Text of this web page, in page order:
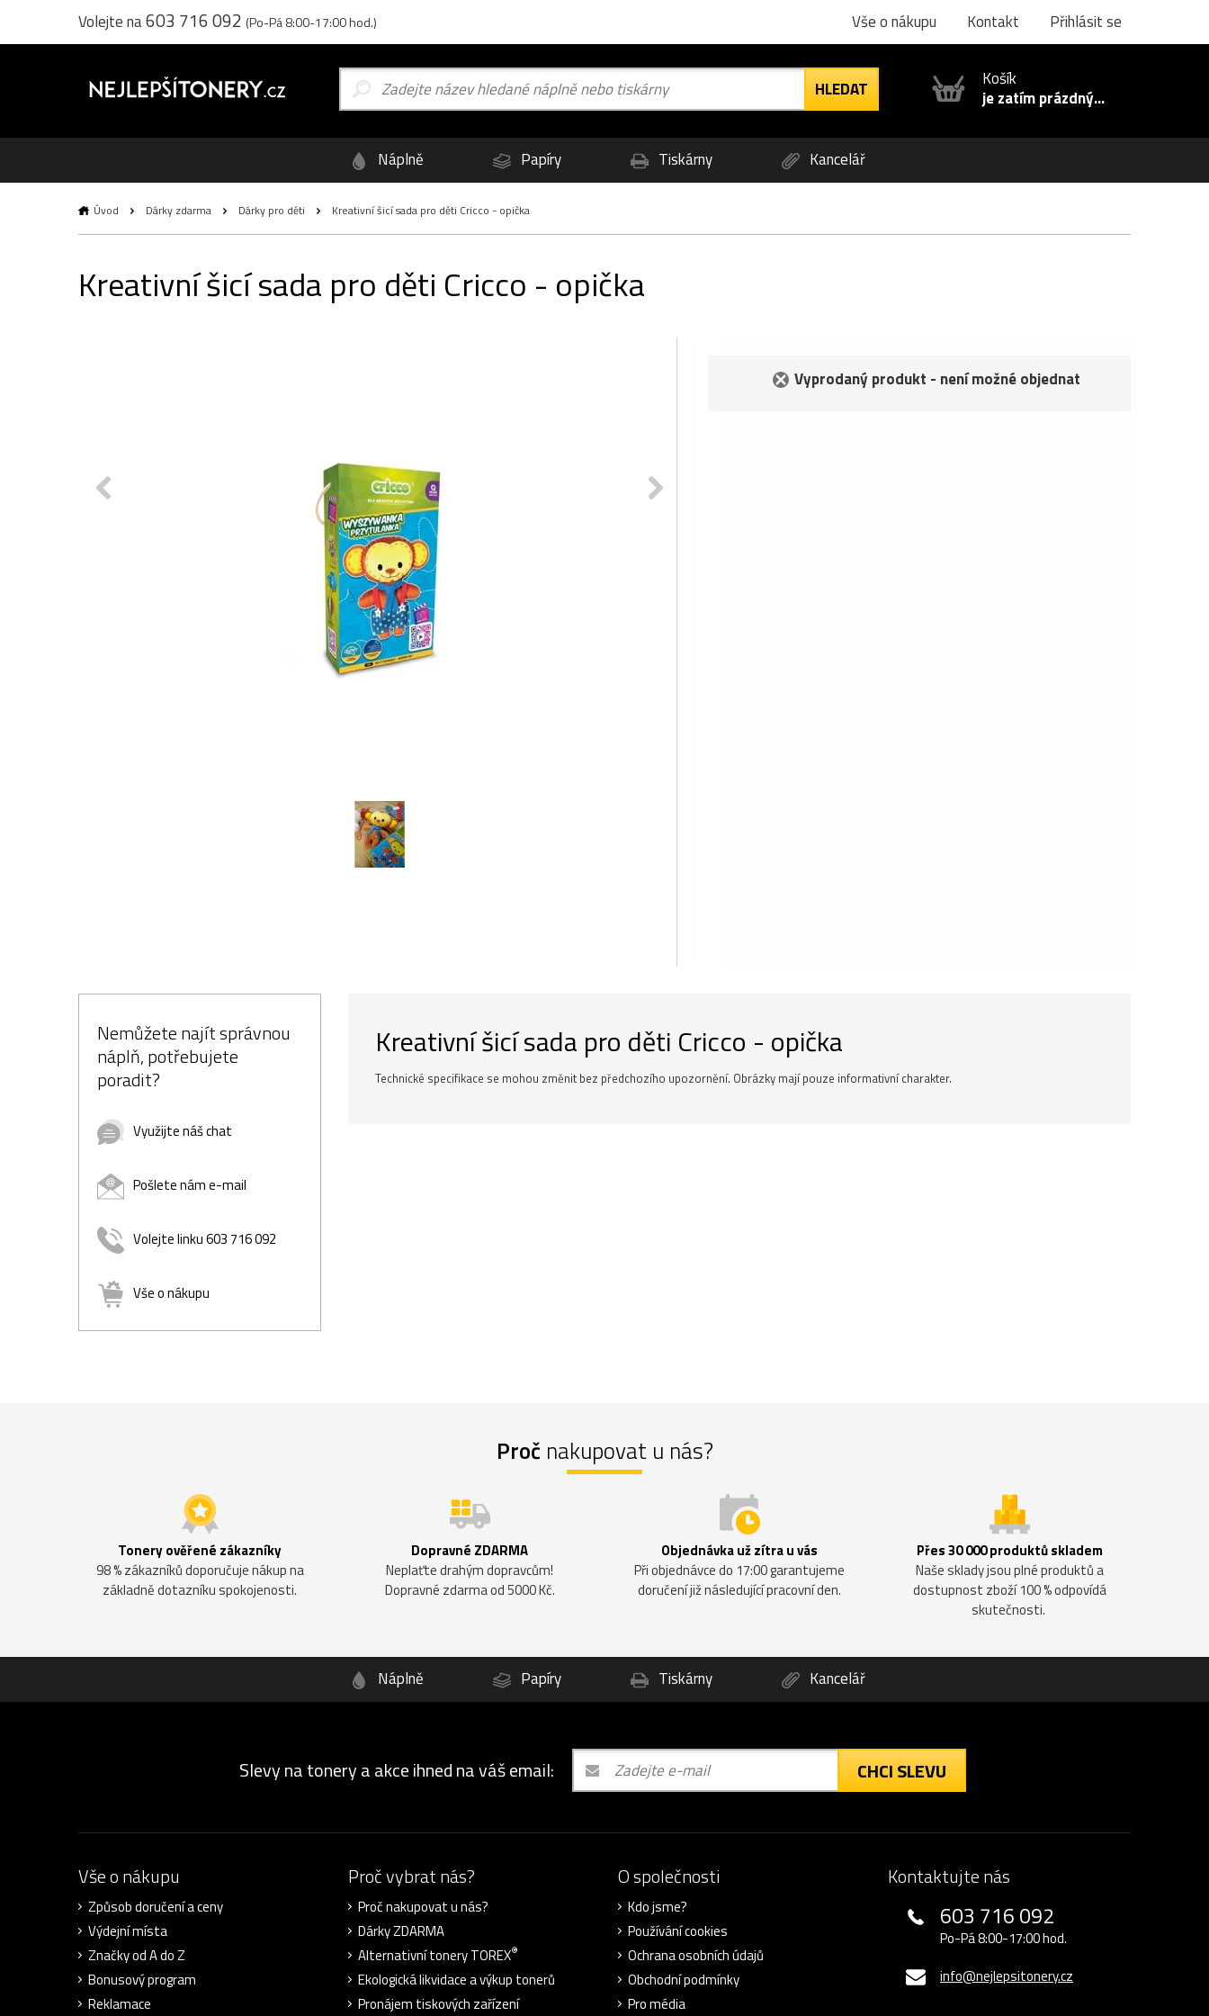
Volejte na603 716 092 (Po-Pá 8:00-17:00 hod.) Vše o nákupu Kontakt Přihlásit se
Košík
je zatím prázdný...
Náplně Papíry Tiskárny Kancelář
Úvod Dárky zdarma Dárky pro děti Kreativní šicí sada pro děti Cricco - opička
Kreativní šicí sada pro děti Cricco - opička
Vyprodaný produkt - není možné objednat
Nemůžete najít správnou
náplň, potřebujete
poradit?
Využijte náš chat
Pošlete nám e-mail
Volejte linku 603 716 092
Vše o nákupu
Kreativní šicí sada pro děti Cricco - opička
Technické specifikace se mohou změnit bez předchozího upozornění. Obrázky mají pouze informativní charakter.
Proč nakupovat u nás?
Tonery ověřené zákazníky
98 % zákazníků doporučuje nákup na
základně dotazníku spokojenosti.
Dopravné ZDARMA
Neplaťte drahým dopravcům!
Dopravné zdarma od 5000 Kč.
Objednávka už zítra u vás
Při objednávce do 17:00 garantujeme
doručení již následující pracovní den.
Přes 30 000 produktů skladem
Naše sklady jsou plné produktů a
dostupnost zboží 100 % odpovídá
skutečnosti.
Náplně Papíry Tiskárny Kancelář
Slevy na tonery a akce ihned na váš email: CHCI SLEVU
Vše o nákupu
Způsob doručení a ceny
Výdejní místa
Značky od A do Z
Bonusový program
Reklamace
Proč vybrat nás?
Proč nakupovat u nás?
Dárky ZDARMA
Alternativní tonery TOREX®
Ekologická likvidace a výkup tonerů
Pronájem tiskových zařízení
O společnosti
Kdo jsme?
Používání cookies
Ochrana osobních údajů
Obchodní podmínky
Pro média
Kontaktujte nás
603 716 092
Po-Pá 8:00-17:00 hod.
info@nejlepsitonery.cz